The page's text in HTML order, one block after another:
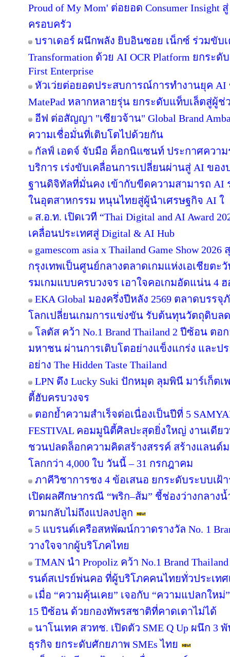
Proud of My Mom' ต่อยอด Consumer Insight
ครอบครัว
บราเดอร์ ผนึกพลัง ยิบอินซอย เน็กซ์ ร่วมขับเ
Transformation ด้วย AI OCR Platform ยกระ
First Enterprise
หัวเว่ยต่อยอดประสบการณ์การทำงานยุค AI
MatePad หลากหลายรุ่น ยกระดับแท็บเล็ตสู่ผู้
อีฟ ต่อสัญญา "เซียวจ้าน" Global Brand
ความเชื่อมั่นที่เติบโตไปด้วยกัน
กัลฟ์ เอดจ์ จับมือ ค็อกนิแซนท์ ประกาศควา
บริการ เร่งขับเคลื่อนการเปลี่ยนผ่านสู่ AI ขอ
ฐานดิจิทัลที่มั่นคง เข้ากับขีดความสามารถ AI
ในอุตสาหกรรม หนุนไทยสู่ผู้นำเศรษฐกิจ AI ใ
ส.อ.ท. เปิดเวที “Thai Digital and AI Award
เคลื่อนประเทศสู่ Digital & AI Hub
gamescom asia x Thailand Game Show
กรุงเทพเป็นศูนย์กลางตลาดเกมแห่งเอเชียต
รมเกมแบบครบวงจร เอาใจคอเกมอัดแน่น 4
EKA Global มองครึ่งปีหลัง 2569 ตลาดบร
โลกเปลี่ยนเกมการแข่งขัน รับต้นทุนวัตถุดิบล
โลตัส คว้า No.1 Brand Thailand 2 ปีซ้อน ต
มหาชน ผ่านการเติบโตอย่างแข็งแกร่ง และ
อย่าง The Hidden Taste Thailand
LPN ดึง Lucky Suki ปักหมุด ลุมพินี มาร์เก็ต
ตี้ฮับครบวงจร
ตอกย้ำความสำเร็จต่อเนื่องเป็นปีที่ 5
FESTIVAL คอมมูนิตี้ศิลปะสุดยิ่งใหญ่ งานเดี
ชวนปลดล็อกความคิดสร้างสรรค์ สร้างแลนด์
โลกกว่า 4,000 ใบ วันนี้ – 31 กรกฎาคม
ภาคีวิชาการชง 4 ข้อเสนอ ยกระดับระบบเฝ้
เปิดผลศึกษากรณี “พริก–ส้ม” ชี้ช่องว่างกลาง
ตามกลับไม่ถึงแปลงปลูก
5 แบรนด์เครือสหพัฒน์กวาดรางวัล No. 1
วางใจจากผู้บริโภคไทย
TMAN นำ Propoliz คว้า No.1 Brand
รนด์สเปรย์พ่นคอ ที่ผู้บริโภคคนไทยทั่วประเทศ
เมื่อ “ความคุ้นเคย” เจอกับ “ความแปลกใหม่
15 ปีซ้อน ด้วยกองทัพรสชาติที่คาดเดาไม่ได้
นาโนเทค สวทช. เปิดตัว SME Q Up ผนึก
ธุรกิจ ยกระดับศักยภาพ SMEs ไทย